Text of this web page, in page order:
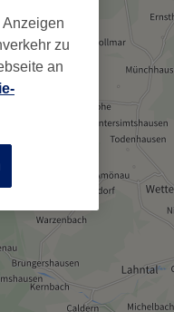
zu
an